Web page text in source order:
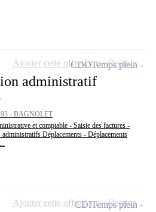
administratif
93 - BAGNOLET
et comptable - Saisie des factures -
Déplacements - Déplacements
CDDTemps plein
Ajouter cette offre à ma sélection
CDITemps plein
Ajouter cette offre à ma sélection